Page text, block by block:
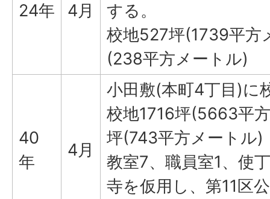
24年 4月
する。
校地527坪(1739平方
(238平方メートル)
40
年
4月
小田敷(本町4丁目)に
校地1716坪(5663平
坪(743平方メートル)
教室7、職員室1、使
寺を仮用し、第11区